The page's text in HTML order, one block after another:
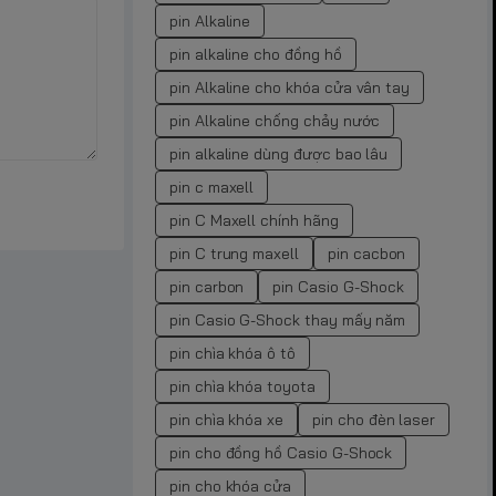
pin Alkaline
pin alkaline cho đồng hồ
pin Alkaline cho khóa cửa vân tay
pin Alkaline chống chảy nước
pin alkaline dùng được bao lâu
pin c maxell
pin C Maxell chính hãng
pin C trung maxell
pin cacbon
pin carbon
pin Casio G-Shock
pin Casio G-Shock thay mấy năm
pin chìa khóa ô tô
pin chìa khóa toyota
pin chìa khóa xe
pin cho đèn laser
pin cho đồng hồ Casio G-Shock
pin cho khóa cửa